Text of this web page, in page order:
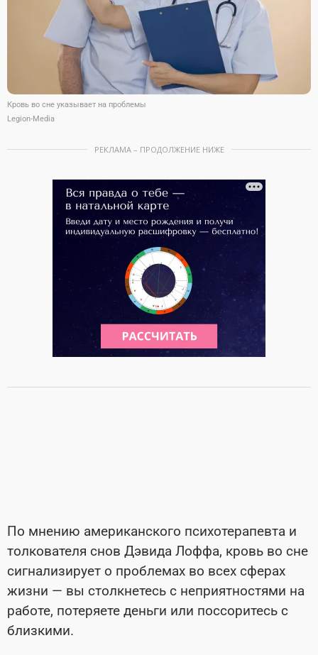
Кровь во сне указывает на проблемы
Legion-Media
РЕКЛАМА – ПРОДОЛЖЕНИЕ НИЖЕ
По мнению американского психотерапевта и
толкователя снов Дэвида Лоффа, кровь во сне
сигнализирует о проблемах во всех сферах
жизни — вы столкнетесь с неприятностями на
работе, потеряете деньги или поссоритесь с
близкими.